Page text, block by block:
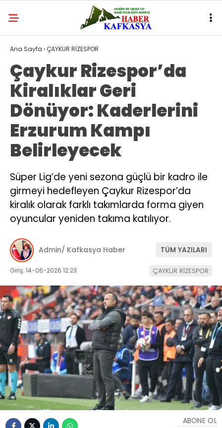
Ana Sayfa ›ÇAYKUR RİZESPOR
Çaykur Rizespor’da
Kiralıklar Geri
Dönüyor: Kaderlerini
Erzurum Kampı
Belirleyecek
Süper Lig’de yeni sezona güçlü bir kadro ile
girmeyi hedefleyen Çaykur Rizespor’da
kiralık olarak farklı takımlarda forma giyen
oyuncular yeniden takıma katılıyor.
Admin/ Kafkasya Haber TÜM YAZILARI
Giriş: 14-06-2026 12:23 ÇAYKUR RİZESPOR
ABONE OL